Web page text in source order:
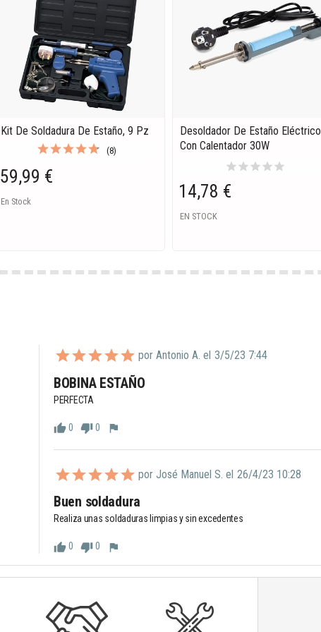
Kit De Soldadura De Estaño, 9 Pz
(8)
59,99 €
En Stock
Desoldador De Estaño Eléctrico
Con Calentador 30W
starstarstarstarstar
14,78 €
EN STOCK
por Antonio A. el 3/5/23 7:44
BOBINA ESTAÑO
PERFECTA
thumb_up0 thumb_down0 flag
por José Manuel S. el 26/4/23 10:28
Buen soldadura
Realiza unas soldaduras limpias y sin excedentes
thumb_up0 thumb_down0 flag